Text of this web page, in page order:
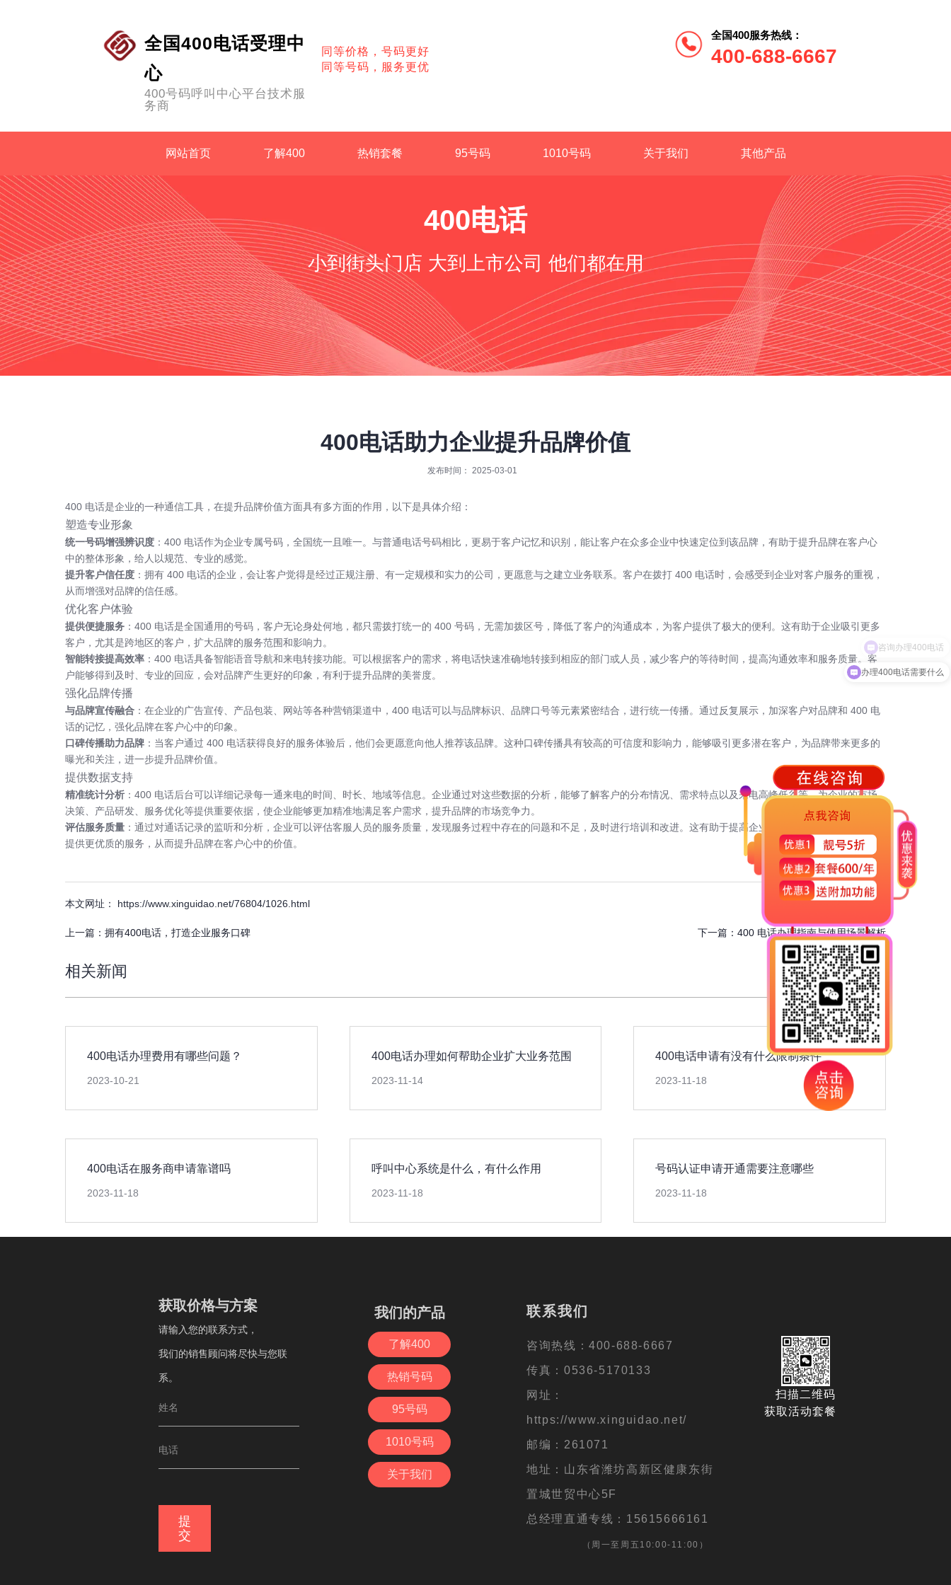
全国400电话受理中
心
400号码呼叫中心平台技术服
务商
同等价格，号码更好
同等号码，服务更优
全国400服务热线：
400-688-6667
网站首页 了解400 热销套餐 95号码 1010号码 关于我们 其他产品
400电话
小到街头门店 大到上市公司 他们都在用
400电话助力企业提升品牌价值
发布时间： 2025-03-01
400 电话是企业的一种通信工具，在提升品牌价值方面具有多方面的作用，以下是具体介绍：
塑造专业形象
统一号码增强辨识度 ： 400 电话作为企业专属号码，全国统一且唯一。与普通电话号码相比，更易于客户记忆和识别，能让客户在众多企业中快速定位到该品牌，有助于提升品牌在客户心
中的整体形象，给人以规范、专业的感觉。
提升客户信任度 ：拥有 400 电话的企业，会让客户觉得是经过正规注册、有一定规模和实力的公司，更愿意与之建立业务联系。客户在拨打 400 电话时，会感受到企业对客户服务的重视，
从而增强对品牌的信任感。
优化客户体验
提供便捷服务 ：400 电话是全国通用的号码，客户无论身处何地，都只需拨打统一的 400 号码，无需加拨区号，降低了客户的沟通成本，为客户提供了极大的便利。这有助于企业吸引更多
客户，尤其是跨地区的客户，扩大品牌的服务范围和影响力。
智能转接提高效率 ：400 电话具备智能语音导航和来电转接功能。可以根据客户的需求，将电话快速准确地转接到相应的部门或人员，减少客户的等待时间，提高沟通效率和服务质量。客
户能够得到及时、专业的回应，会对品牌产生更好的印象，有利于提升品牌的美誉度。
强化品牌传播
与品牌宣传融合 ：在企业的广告宣传、产品包装、网站等各种营销渠道中，400 电话可以与品牌标识、品牌口号等元素紧密结合，进行统一传播。通过反复展示，加深客户对品牌和 400 电
话的记忆，强化品牌在客户心中的印象。
口碑传播助力品牌 ：当客户通过 400 电话获得良好的服务体验后，他们会更愿意向他人推荐该品牌。这种口碑传播具有较高的可信度和影响力，能够吸引更多潜在客户，为品牌带来更多的
曝光和关注，进一步提升品牌价值。
提供数据支持
精准统计分析 ：400 电话后台可以详细记录每一通来电的时间、时长、地域等信息。企业通过对这些数据的分析，能够了解客户的分布情况、需求特点以及来电高峰低谷等，为企业的市场
决策、产品研发、服务优化等提供重要依据，使企业能够更加精准地满足客户需求，提升品牌的市场竞争力。
评估服务质量 ：通过对通话记录的监听和分析，企业可以评估客服人员的服务质量，发现服务过程中存在的问题和不足，及时进行培训和改进。这有助于提高企业的整体服务水平，为客户
提供更优质的服务，从而提升品牌在客户心中的价值。
本文网址： https://www.xinguidao.net/76804/1026.html
上一篇： 拥有400电话，打造企业服务口碑 下一篇： 400 电话办理指南与使用场景解析
相关新闻
400电话办理费用有哪些问题？
2023-10-21
400电话办理如何帮助企业扩大业务范围
2023-11-14
400电话申请有没有什么限制条件
2023-11-18
400电话在服务商申请靠谱吗
2023-11-18
呼叫中心系统是什么，有什么作用
2023-11-18
号码认证申请开通需要注意哪些
2023-11-18
备案号：鲁ICP备16006621号-5
获取价格与方案
请输入您的联系方式，
我们的销售顾问将尽快与您联系。
我们的产品
了解400
热销号码
95号码
1010号码
关于我们
联系我们
咨询热线：400-688-6667
传真：0536-5170133
网址：https://www.xgd400.cn/
邮编：261071
地址：潍坊高新区健康东街6888
总经理直通专线：15615666161
（周一至周五10:00-11:00）
获取价格与方案
请输入您的联系方式，
我们的销售顾问将尽快与您联
系。
提
交
我们的产品
了解400
热销号码
95号码
1010号码
关于我们
联系我们
咨询热线：400-688-6667
传真：0536-5170133
网址：
https://www.xinguidao.net/
邮编：261071
地址：山东省潍坊高新区健康东街
置城世贸中心5F
总经理直通专线：15615666161
（周一至周五10:00-11:00）
扫描二维码
获取活动套餐
办理400电话需要什么